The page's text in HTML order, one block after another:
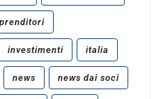
investimenti italia
news news dai soci